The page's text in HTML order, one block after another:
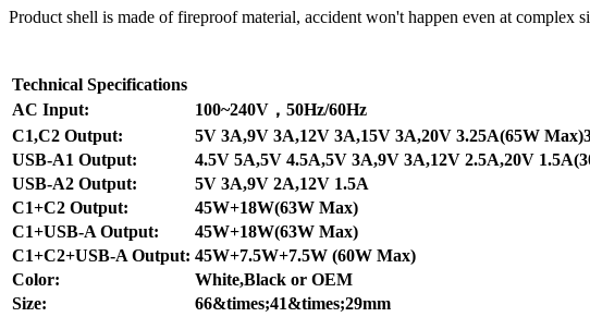
Product shell is made of fireproof material, accident won't happen even at complex
Technical Specifications
AC Input:
100~240V，50Hz/60Hz
C1,C2 Output:
5V 3A,9V 3A,12V 3A,15V 3A,20V 3.25A(65W
USB-A1 Output:
4.5V 5A,5V 4.5A,5V 3A,9V 3A,12V 2.5A,20V
USB-A2 Output:
5V 3A,9V 2A,12V 1.5A
C1+C2 Output:
45W+18W(63W Max)
C1+USB-A Output:
45W+18W(63W Max)
C1+C2+USB-A Output: 45W+7.5W+7.5W (60W Max)
Color:
White,Black or OEM
Size:
66&times;41&times;29mm